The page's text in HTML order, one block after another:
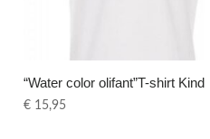
“Water color olifant”T-shirt Kind
€ 15,95